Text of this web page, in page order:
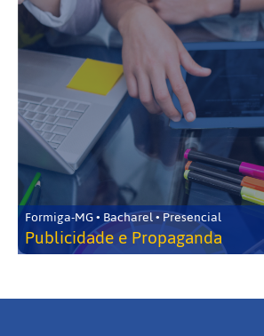
Formiga-MG • Bacharel • Presencial
Publicidade e Propaganda